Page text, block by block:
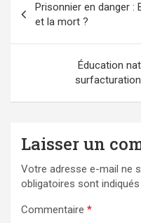
de
l’article
Prisonnier en danger :
et la mort ?
Éducation
Laisser un
Votre adresse e-mail ne
obligatoires sont
Commentaire *